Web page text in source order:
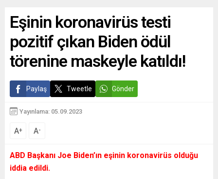
Eşinin koronavirüs testi
pozitif çıkan Biden ödül
törenine maskeyle katıldı!
Paylaş Tweetle Gönder
Yayınlama: 05.09.2023
A+ A-
ABD Başkanı Joe Biden’ın eşinin koronavirüs olduğu
iddia edildi.